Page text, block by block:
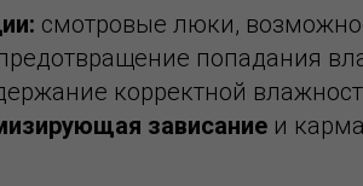
смотровые люки,
попадания
корректной
зависание и